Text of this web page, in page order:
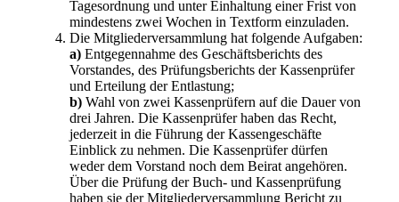
Tagesordnung und unter Einhaltung einer Frist von
mindestens zwei Wochen in Textform einzuladen.
Die Mitgliederversammlung hat folgende Aufgaben:
a) Entgegennahme des Geschäftsberichts des
Vorstandes, des Prüfungsberichts der Kassenprüfer
und Erteilung der Entlastung;
b) Wahl von zwei Kassenprüfern auf die Dauer von
drei Jahren. Die Kassenprüfer haben das Recht,
jederzeit in die Führung der Kassengeschäfte
Einblick zu nehmen. Die Kassenprüfer dürfen
weder dem Vorstand noch dem Beirat angehören.
Über die Prüfung der Buch- und Kassenprüfung
haben sie der Mitgliederversammlung Bericht zu